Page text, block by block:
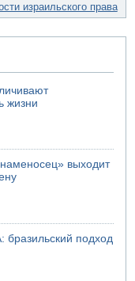
израильского права
жизни
выходит
бразильский подход